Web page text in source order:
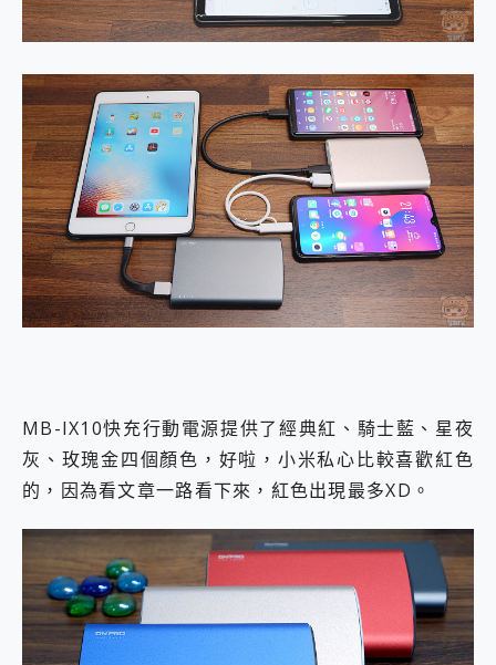
MB-IX10快充行動電源提供了經典紅、騎士藍、星夜
灰、玫瑰金四個顏色，好啦，小米私心比較喜歡紅色
的，因為看文章一路看下來，紅色出現最多XD。